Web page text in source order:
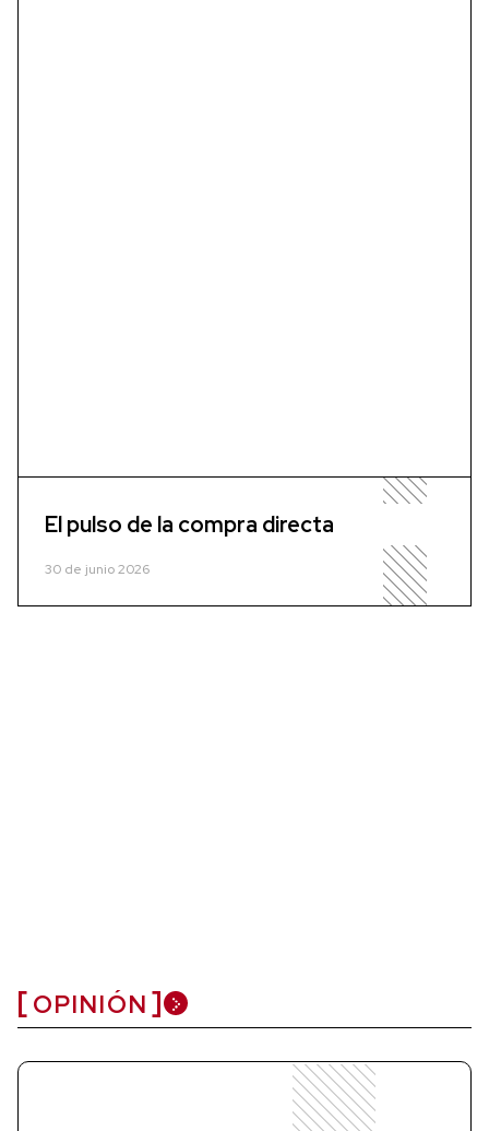
El pulso de la compra directa
30 de junio 2026
OPINIÓN